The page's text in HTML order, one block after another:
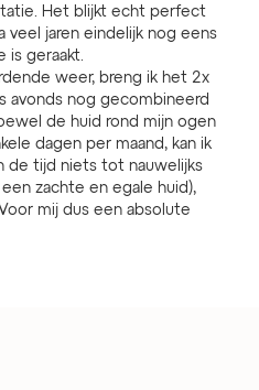
Het blijkt echt perfect
veel jaren eindelijk nog eens
is geraakt.
weer, breng ik het 2x
avonds nog gecombineerd
de huid rond mijn ogen
dagen per maand, kan ik
de tijd niets tot nauwelijks
zachte en egale huid),
mij dus een absolute